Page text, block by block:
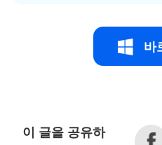
바
이 글을 공유하